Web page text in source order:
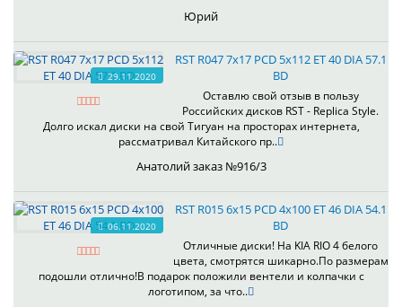
Юрий
29.11.2020
RST R047 7x17 PCD 5x112 ET 40 DIA 57.1
BD
Оставлю свой отзыв в пользу
Российских дисков RST - Replica Style.
Долго искал диски на свой Тигуан на просторах интернета,
рассматривал Китайского пр..
Анатолий заказ №916/3
06.11.2020
RST R015 6x15 PCD 4x100 ET 46 DIA 54.1
BD
Отличные диски! На KIA RIO 4 белого
цвета, смотрятся шикарно.По размерам
подошли отлично!В подарок положили вентели и колпачки с
логотипом, за что..